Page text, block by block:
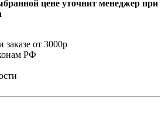
цене уточнит менеджер при
заказе от 3000р
РФ